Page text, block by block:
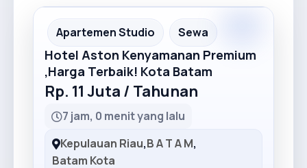
Recommended
Apartemen Studio Sewa
Hotel Aston Kenyamanan Premium
,Harga Terbaik! Kota Batam
Rp. 11 Juta / Tahunan
7 jam, 0 menit yang lalu
Kepulauan Riau,B A T A M,
Batam Kota